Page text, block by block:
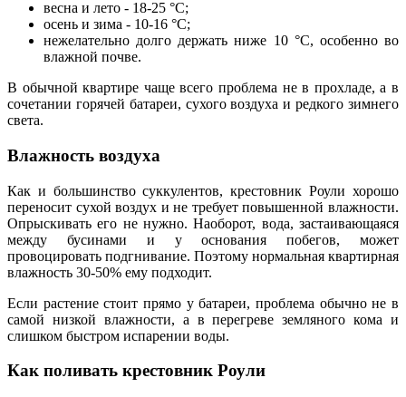
весна и лето - 18-25 °C;
осень и зима - 10-16 °C;
нежелательно долго держать ниже 10 °C, особенно во
влажной почве.
В обычной квартире чаще всего проблема не в прохладе, а в
сочетании горячей батареи, сухого воздуха и редкого зимнего
света.
Влажность воздуха
Как и большинство суккулентов, крестовник Роули хорошо
переносит сухой воздух и не требует повышенной влажности.
Опрыскивать его не нужно. Наоборот, вода, застаивающаяся
между бусинами и у основания побегов, может
провоцировать подгнивание. Поэтому нормальная квартирная
влажность 30-50% ему подходит.
Если растение стоит прямо у батареи, проблема обычно не в
самой низкой влажности, а в перегреве земляного кома и
слишком быстром испарении воды.
Как поливать крестовник Роули